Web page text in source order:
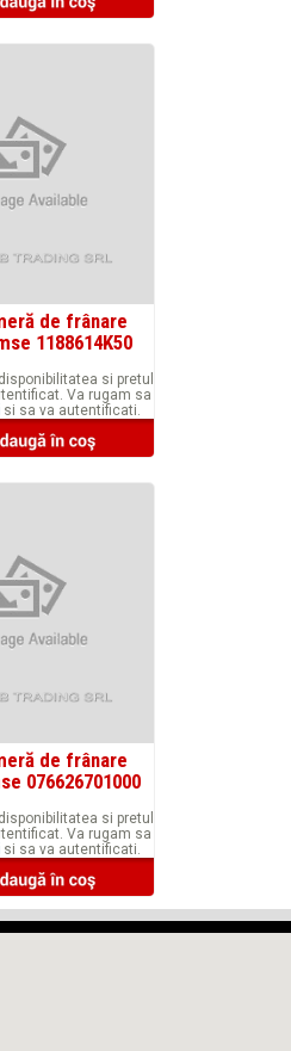
de frânare
1188614K50
si pretul
Va rugam sa
si sa va autentificati.
de frânare
076626701000
si pretul
Va rugam sa
si sa va autentificati.